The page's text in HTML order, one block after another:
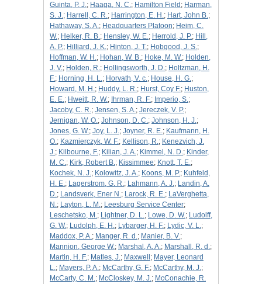
Guinta, P. J.; Haaga, N. C.; Hamilton Field ; Harman,
S. J.; Harrell, C. R.; Harrington, E. H.; Hart, John B.;
Hathaway, S. A.; Headquarters Platoon; Heim, C.
W.; Helker, R. B.; Hensley, W. E.; Herrold, J. P.; Hill,
A. P.; Hilliard, J. K.; Hinton, J. T.; Hobgood, J. S.;
Hoffman, W. H.; Hohan, W. B.; Hoke, M. W.; Holden,
J. V.; Holden, R.; Hollingsworth, J. D.; Holtzman, H.
F.; Horning, H. L.; Horvath, V. c.; House, H. G.;
Howard, M. H.; Huddy, L. R.; Hurst, Coy F.; Huston,
E. E.; Hweitt, R. W.; Ihrman, R. F.; Imperio, S.;
Jacoby, C. R.; Jensen, S. A.; Jereczek, V. P.;
Jernigan, W. O.; Johnson, D. C.; Johnson, H. J.;
Jones, G. W.; Joy, L. J.; Joyner, R. E.; Kaufmann, H.
O.; Kazmierczyk, W. F.; Kellison, R.; Kenezvich, J.
J.; Kilbourne, F.; Kilian, J. A.; Kimmel, N. D.; Kinder,
M. C.; Kirk, Robert B.; Kissimmee; Knott, T. E.;
Kochek, N. J.; Kolowitz, J. A.; Koons, M. P.; Kuhfeld,
H. E.; Lagerstrom, G. R.; Lahmann, A. J.; Landin, A.
D.; Landsverk, Ener N.; Larock, R. E.; LaVerghetta,
N.; Layton, L. M.; Leesburg Service Center;
Leschetsko, M.; Lightner, D. L.; Lowe, D. W.; Ludolff,
G. W.; Ludolph, E. H.; Lybarger, H. F.; Lydic, V. L.;
Maddox, P. A.; Manger, R. d.; Manier, B. V.;
Mannion, George W.; Marshal, A. A.; Marshall, R. d.;
Martin, H. F.; Matles, J.; Maxwell ; Mayer, Leonard
L.; Mayers, P. A.; McCarthy, G. F.; McCarthy, M. J.;
McCarty, C. M.; McCloskey, M. J.; McConachie, R.